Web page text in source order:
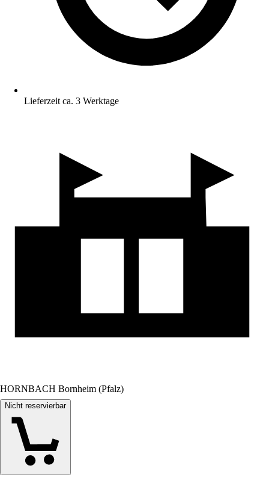
Lieferzeit ca. 3 Werktage
HORNBACH Bornheim (Pfalz)
Nicht reservierbar